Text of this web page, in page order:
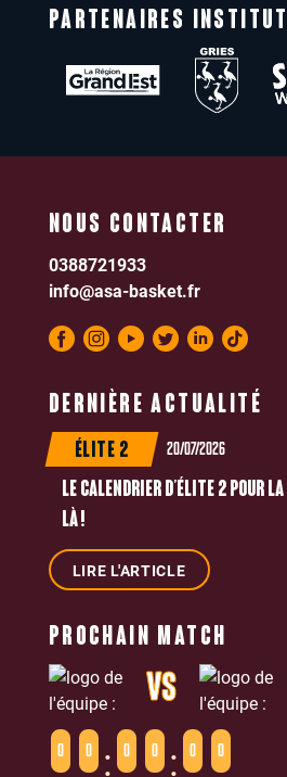
PARTENAIRES
DERNIÈRE ACTUALITÉ
ÉLITE 2 20/07/2026
LE CALENDRIER D’ÉLITE 2 POUR
LÀ !
LIRE L'ARTICLE
NOUS CONTACTER
0388721933
info@asa-basket.fr
PROCHAIN MATCH
0 0 : 0 0 : 0 0
VS